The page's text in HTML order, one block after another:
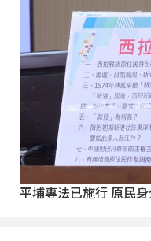
平埔專法已施行 原民